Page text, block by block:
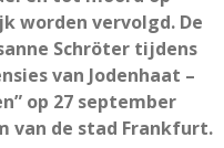
worden vervolgd. De
Schröter tijdens
van Jodenhaat –
op 27 september
van de stad Frankfurt.